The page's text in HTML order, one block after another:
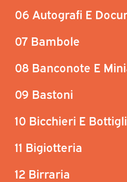
06 Autografi E
07 Bambole
08 Banconote E
09 Bastoni
10 Bicchieri E
11 Bigiotteria
12 Birraria